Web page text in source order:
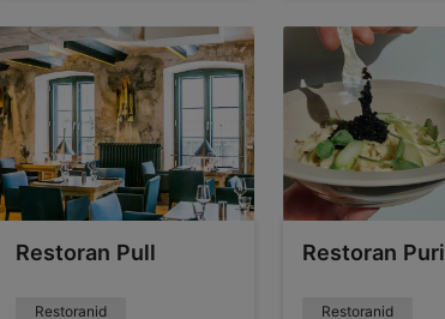
Restoran Pull
Restoranid
Restoran Puri
Restoranid